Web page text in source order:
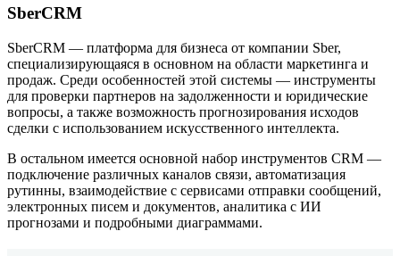
SberCRM
SberCRM — платформа для бизнеса от компании Sber,
специализирующаяся в основном на области маркетинга и
продаж. Среди особенностей этой системы — инструменты
для проверки партнеров на задолженности и юридические
вопросы, а также возможность прогнозирования исходов
сделки с использованием искусственного интеллекта.
В остальном имеется основной набор инструментов CRM —
подключение различных каналов связи, автоматизация
рутинны, взаимодействие с сервисами отправки сообщений,
электронных писем и документов, аналитика с ИИ
прогнозами и подробными диаграммами.